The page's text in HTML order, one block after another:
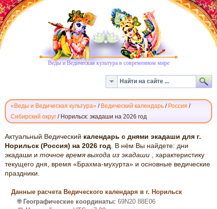
Веды и Ведическая культура в современном мире
«Веды и Ведическая культура» / Ведический календарь / Россия /
Сибирский округ / Норильск: экадаши на 2026 год
ВЕДИЧЕСКИЙ
КАЛЕНДАРЬ
ЭКАДАШИ:
НОРИЛЬСК,
2026
Актуальный Ведический календарь с днями экадаши для г.
Норильск (Россия) на 2026 год . В нём Вы найдете: дни
экадаши и точное время выхода из экадаши
, характеристику
текущего дня, время «Брахма-мухурта» и основные ведические
праздники.
Данные расчета Ведического календаря в г. Норильск
🌐 Географические координаты: 69N20 88E06